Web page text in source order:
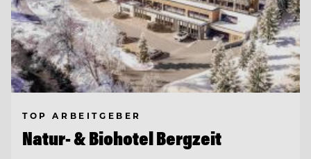
TOP ARBEITGEBER
Natur- & Biohotel Bergzeit